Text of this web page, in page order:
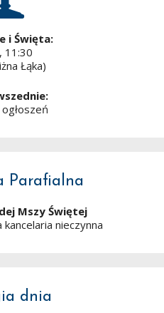
i Święta:
11:30
Łąka)
Parafialna
Mszy Świętej
nieczynna
dnia